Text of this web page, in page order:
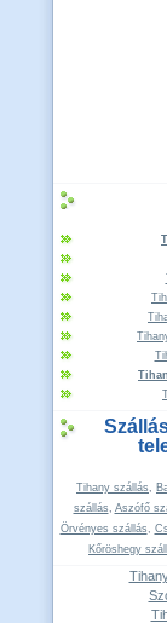
Tihany szállás,
szállás, Aszófő
Örvényes szállás,
Kőröshegy